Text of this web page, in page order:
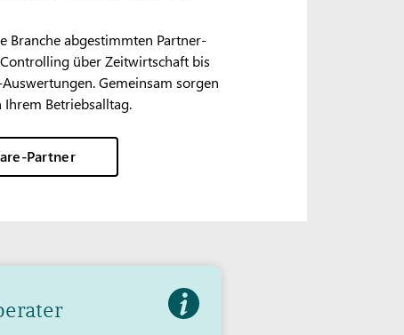
Branche abgestimmten Partner-
über Zeitwirtschaft bis
Gemeinsam sorgen
Betriebsalltag.
Partner